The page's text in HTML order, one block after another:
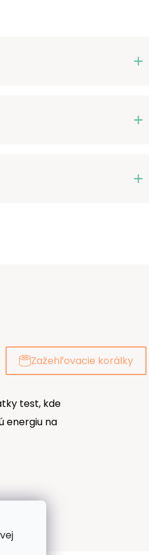
Zažehľovacie korálky
test, kde
energiu na